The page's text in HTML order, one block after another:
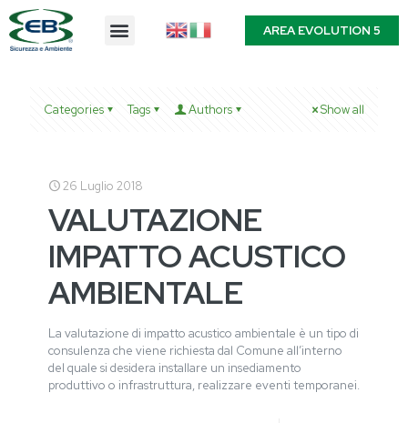
AREA EVOLUTION 5
Categories Tags Authors Show all
26 Luglio 2018
VALUTAZIONE
IMPATTO ACUSTICO
AMBIENTALE
La valutazione di impatto acustico ambientale è un tipo di
consulenza che viene richiesta dal Comune all’interno
del quale si desidera installare un insediamento
produttivo o infrastruttura, realizzare eventi temporanei.